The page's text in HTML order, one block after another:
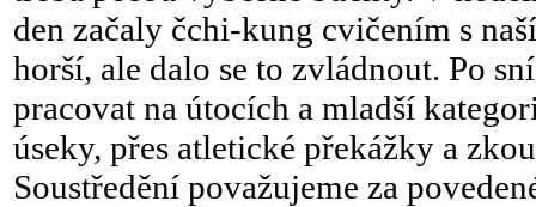
den začaly čchi-kung cvičením s
horší, ale dalo se to zvládnout. Po
pracovat na útocích a mladší
úseky, přes atletické překážky a
Soustředění považujeme za